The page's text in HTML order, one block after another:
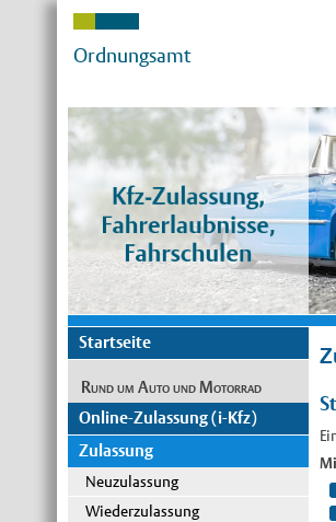
Ordnungsamt
Startseite
Rund um Auto und Motorrad
Online-Zulassung (i-Kfz)
Zulassung
Neuzulassung
Wiederzulassung